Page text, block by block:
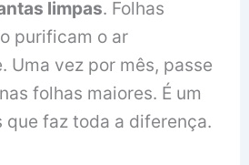
limpas. Folhas
purificam o ar
Uma vez por mês, passe
folhas maiores. É um
que faz toda a diferença.